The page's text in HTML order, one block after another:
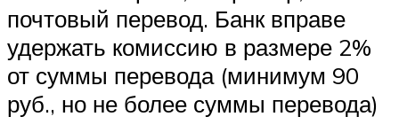
почтовый перевод. Банк вправе
удержать комиссию в размере 2%
от суммы перевода (минимум 90
руб., но не более суммы перевода)